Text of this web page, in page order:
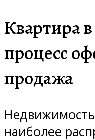
Квартира
процесс
продажа
наиболее